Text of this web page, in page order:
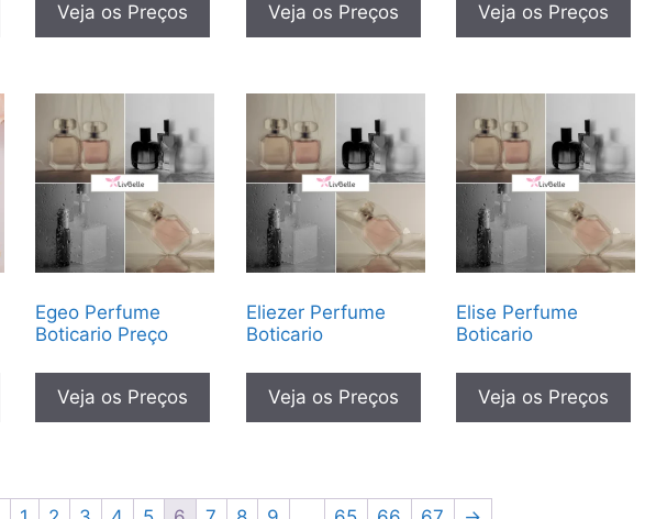
Veja os Preços Veja os Preços Veja os Preços
Egeo Perfume
Boticario Preço
Veja os Preços
Eliezer Perfume
Boticario
Veja os Preços
Elise Perfume
Boticario
Veja os Preços